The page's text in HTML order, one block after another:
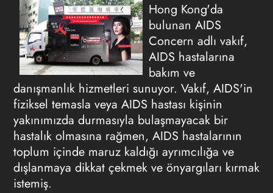
Hong Kong'da
bulunan AIDS
Concern adlı vakıf,
AIDS hastalarına
bakım ve
danışmanlık hizmetleri sunuyor. Vakıf, AIDS'in
fiziksel temasla veya AIDS hastası kişinin
yakınımızda durmasıyla bulaşmayacak bir
hastalık olmasına rağmen, AIDS hastalarının
toplum içinde maruz kaldığı ayrımcılığa ve
dışlanmaya dikkat çekmek ve önyargıları kırmak
istemiş.